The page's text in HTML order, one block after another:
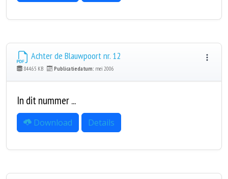
Achter de Blauwpoort nr. 12
844.65 KB Publicatiedatum: mei 2006
In dit nummer ...
Download Details